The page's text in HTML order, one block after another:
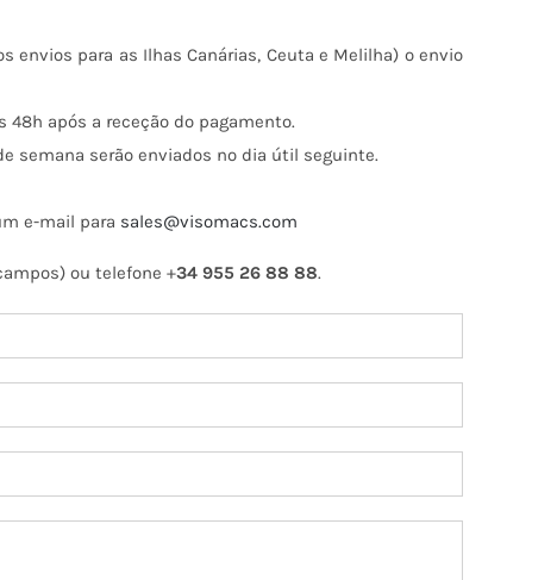
envios para as Ilhas Canárias, Ceuta e Melilha) o envio
após a receção do pagamento.
semana serão enviados no dia útil seguinte.
e-mail para sales@visomacs.com
ou telefone +34 955 26 88 88.